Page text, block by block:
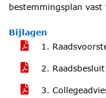
bestemmingsplan
Bijlagen
1.
2.
3.